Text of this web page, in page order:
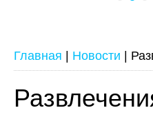
Главная Новости